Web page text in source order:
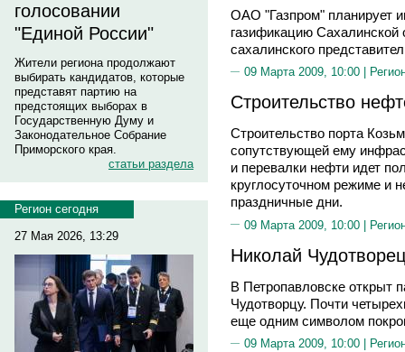
голосовании
"Единой России"
Жители региона продолжают
выбирать кандидатов, которые
представят партию на
предстоящих выборах в
Государственную Думу и
Законодательное Собрание
Приморского края.
статьи раздела
Регион сегодня
27 Мая 2026, 13:29
ОАО "Газпром" планирует
газификацию Сахалинской
сахалинского
09 Марта 2009, 10:00 |
Строительство
Строительство порта
сопутствующей ему
и перевалки нефти идет
круглосуточном режиме и
праздничные дни.
09 Марта 2009, 10:00 |
Николай
В Петропавловске открыт
Чудотворцу. Почти
еще одним символом
09 Марта 2009, 10:00 |